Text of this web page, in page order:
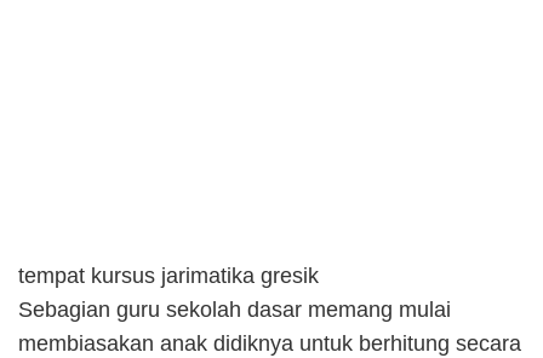
tempat kursus jarimatika gresik
Sebagian guru sekolah dasar memang mulai
membiasakan anak didiknya untuk berhitung secara